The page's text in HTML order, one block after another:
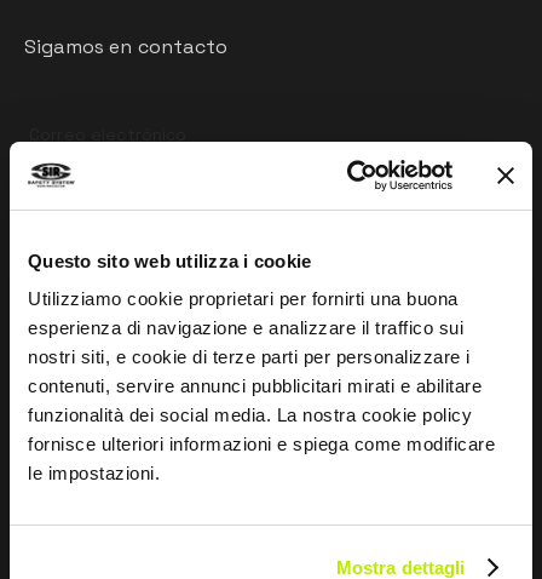
Questo sito web utilizza i cookie
Utilizziamo cookie proprietari per fornirti una buona
esperienza di navigazione e analizzare il traffico sui
nostri siti, e cookie di terze parti per personalizzare i
contenuti, servire annunci pubblicitari mirati e abilitare
funzionalità dei social media. La nostra cookie policy
fornisce ulteriori informazioni e spiega come modificare
le impostazioni.
Mostra dettagli
Sigamos en contacto
blank
con arreglo al artículo 13 del Reglamento UE 679/16.
Autorizo
Declaro que autorizo el tratamiento de los datos para
fines de Marketing y para recibir comunicaciones
comerciales y promocionales, por correo electrónico,
mensajes de texto, boletines, así como a través de